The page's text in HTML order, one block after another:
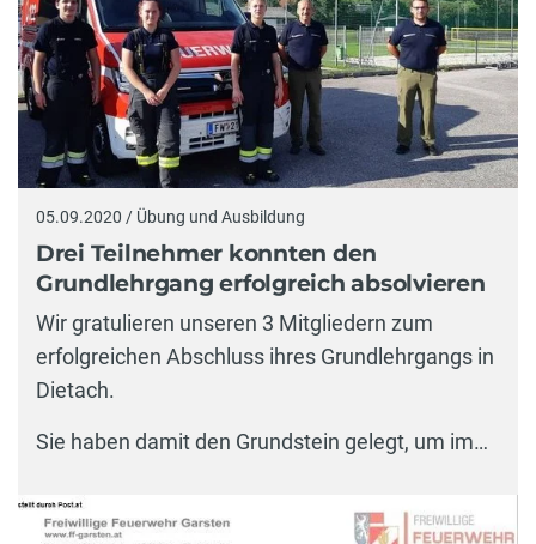
05.09.2020 / Übung und Ausbildung
Drei Teilnehmer konnten den
Grundlehrgang erfolgreich absolvieren
Wir gratulieren unseren 3 Mitgliedern zum
erfolgreichen Abschluss ihres Grundlehrgangs in
Dietach.
Sie haben damit den Grundstein gelegt, um im…